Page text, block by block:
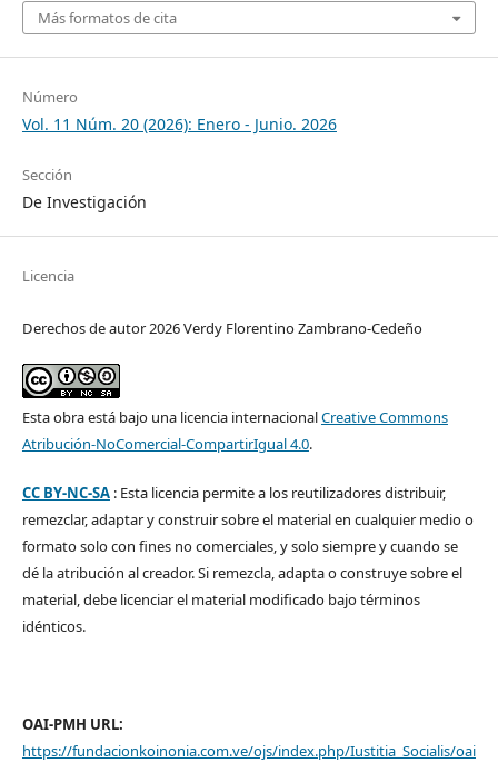
Más formatos de cita
Número
Vol. 11 Núm. 20 (2026): Enero - Junio. 2026
Sección
De Investigación
Licencia
Derechos de autor 2026 Verdy Florentino Zambrano-Cedeño
Esta obra está bajo una licencia internacionalCreative Commons
Atribución-NoComercial-CompartirIgual 4.0.
CC BY-NC-SA: Esta licencia permite a los reutilizadores distribuir,
remezclar, adaptar y construir sobre el material en cualquier medio o
formato solo con fines no comerciales, y solo siempre y cuando se
dé la atribución al creador. Si remezcla, adapta o construye sobre el
material, debe licenciar el material modificado bajo términos
idénticos.
OAI-PMH URL:
https://fundacionkoinonia.com.ve/ojs/index.php/Iustitia_Socialis/oai